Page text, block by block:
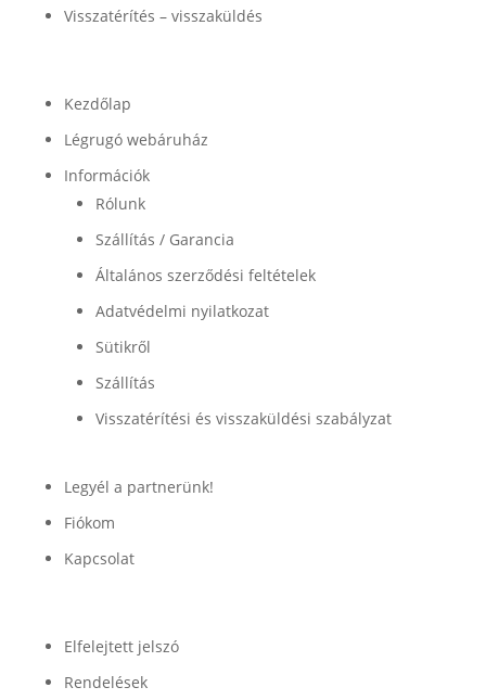
Visszatérítés – visszaküldés
Kezdőlap
Légrugó webáruház
Információk
Rólunk
Szállítás / Garancia
Általános szerződési feltételek
Adatvédelmi nyilatkozat
Sütikről
Szállítás
Visszatérítési és visszaküldési szabályzat
Legyél a partnerünk!
Fiókom
Kapcsolat
Elfelejtett jelszó
Rendelések